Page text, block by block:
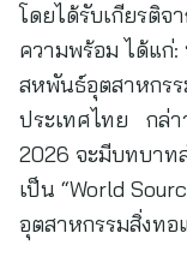
โดยได้รับเกียรติจ
ความพร้อม ได้แก่
สหพันธ์อุตสาหกรร
ประเทศไทย กล่า
2026 จะมีบทบาท
เป็น “World
อุตสาหกรรมสิ่งทอ